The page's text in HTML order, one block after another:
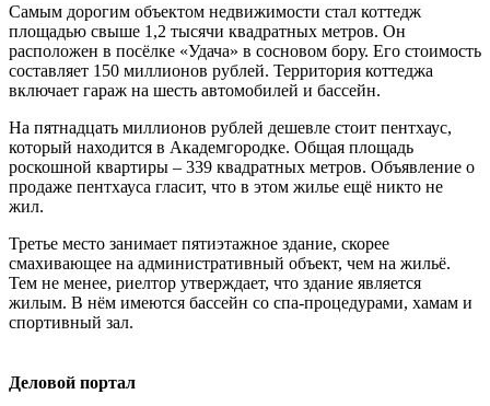
Самым дорогим объектом недвижимости стал коттедж
площадью свыше 1,2 тысячи квадратных метров. Он
расположен в посёлке «Удача» в сосновом бору. Его стоимость
составляет 150 миллионов рублей. Территория коттеджа
включает гараж на шесть автомобилей и бассейн.
На пятнадцать миллионов рублей дешевле стоит пентхаус,
который находится в Академгородке. Общая площадь
роскошной квартиры – 339 квадратных метров. Объявление о
продаже пентхауса гласит, что в этом жилье ещё никто не
жил.
Третье место занимает пятиэтажное здание, скорее
смахивающее на административный объект, чем на жильё.
Тем не менее, риелтор утверждает, что здание является
жилым. В нём имеются бассейн со спа-процедурами, хамам и
спортивный зал.
Деловой портал